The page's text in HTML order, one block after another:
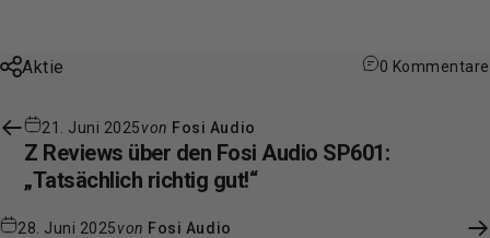
Aktie 0 Kommentare
21. Juni 2025von Fosi Audio
Z Reviews über den Fosi Audio SP601:
„Tatsächlich richtig gut!“
28. Juni 2025von Fosi Audio